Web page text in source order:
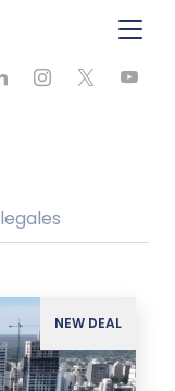
NEW DEAL